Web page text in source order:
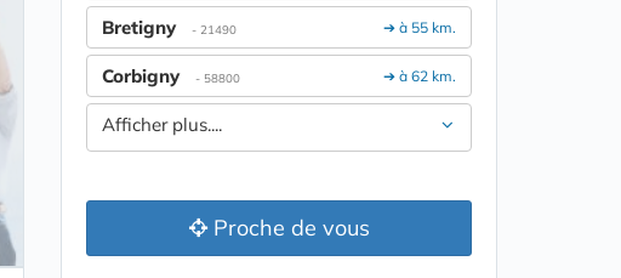
➔ à 55 km.
Bretigny - 21490
➔ à 62 km.
Corbigny - 58800
Afficher plus....
Proche de vous